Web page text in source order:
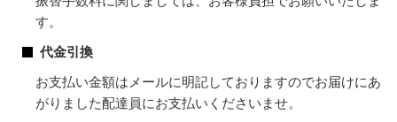
す。
代金引換
お支払い金額はメールに明記しておりますのでお届けにあ
がりました配達員にお支払いくださいませ。